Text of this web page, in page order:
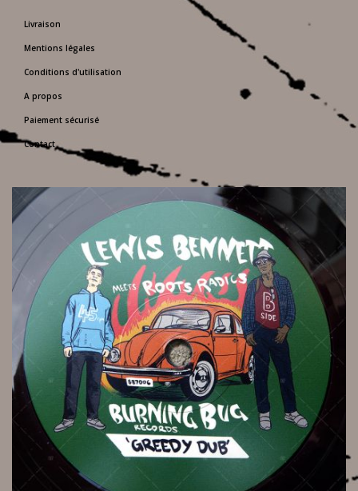
Livraison
Mentions légales
Conditions d'utilisation
A propos
Paiement sécurisé
Contact